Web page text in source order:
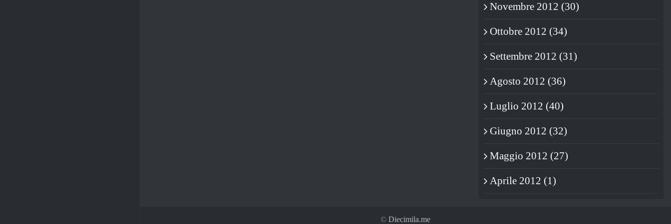
Novembre 2012 (30)
Ottobre 2012 (34)
Settembre 2012 (31)
Agosto 2012 (36)
Luglio 2012 (40)
Giugno 2012 (32)
Maggio 2012 (27)
Aprile 2012 (1)
© Diecimila.me